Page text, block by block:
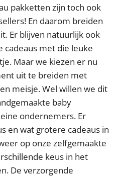
pakketten zijn toch ook
En daarom breiden
Er blijven natuurlijk ook
met die leuke
Maar we kiezen er nu
uit te breiden met
meisje. Wel willen we dit
baby
ondernemers. Er
en wat grotere cadeaus in
op onze zelfgemaakte
keus in het
De verzorgende